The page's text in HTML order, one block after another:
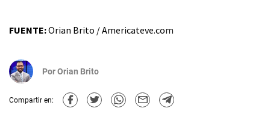
FUENTE:Orian Brito / Americateve.com
PorOrian Brito
Compartir en: